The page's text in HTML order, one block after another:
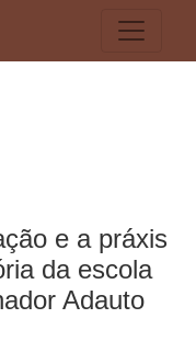
e a práxis
da escola
Adauto